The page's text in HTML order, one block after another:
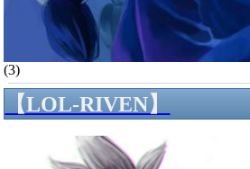
(3)
【LOL-RIVEN】